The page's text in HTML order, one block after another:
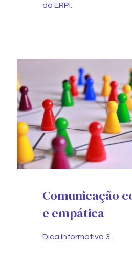
da ERPI.
Comunicação
e empática
Dica Informativa 3.